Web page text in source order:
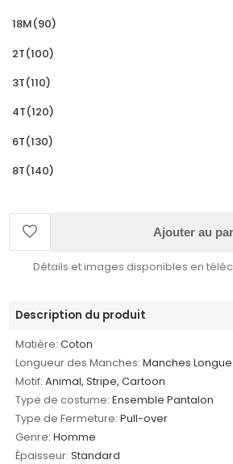
18M(90)
2T(100)
3T(110)
4T(120)
6T(130)
8T(140)
Ajouter au
Détails et images disponibles en
Description du produit
Matière: Coton
Longueur des Manches: Manches
Motif: Animal, Stripe, Cartoon
Type de costume: Ensemble Pantalon
Type de Fermeture: Pull-over
Genre: Homme
Épaisseur: Standard